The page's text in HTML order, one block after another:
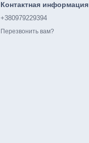
Контактная информация
+380979229394
Перезвонить вам?